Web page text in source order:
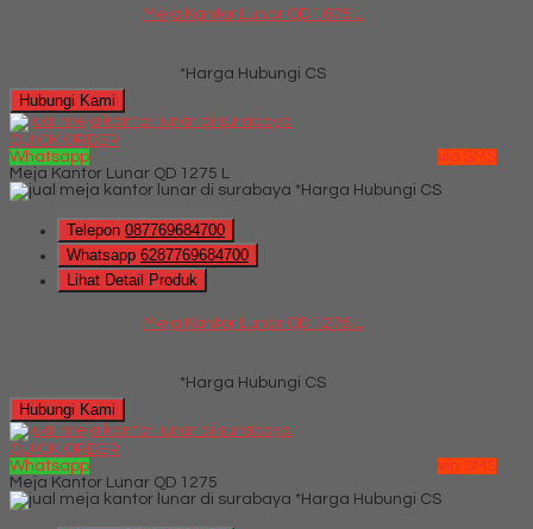
Meja Kantor Lunar QD 1675 L
*Harga Hubungi CS
Hubungi Kami
QUICK ORDER
Whatsapp
via SMS
Meja Kantor Lunar QD 1275 L
*Harga Hubungi CS
Telepon 087769684700
Whatsapp 6287769684700
Lihat Detail Produk
Meja Kantor Lunar QD 1275 L
*Harga Hubungi CS
Hubungi Kami
QUICK ORDER
Whatsapp
via SMS
Meja Kantor Lunar QD 1275
*Harga Hubungi CS